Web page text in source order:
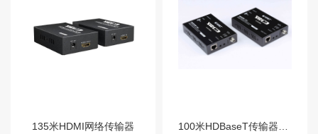
135米HDMI网络传输器
100米HDBaseT传输器1080P